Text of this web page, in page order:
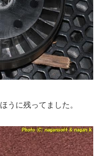
うに残ってました。